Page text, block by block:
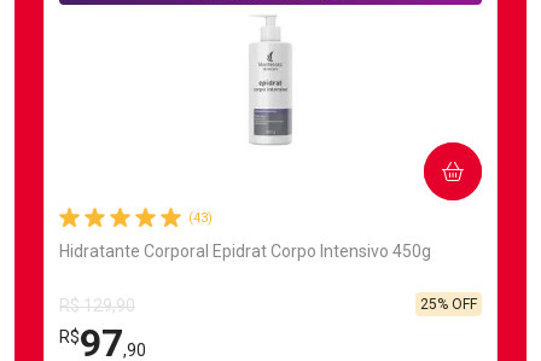
(43)
Hidratante Corporal Epidrat Corpo Intensivo 450g
R$ 129,90
R$97,90
25% OFF
COMPRAR